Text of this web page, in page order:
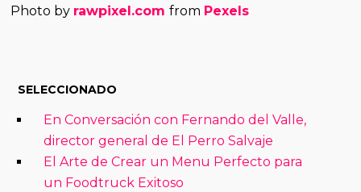
Photo by rawpixel.comfrom Pexels
SELECCIONADO
En Conversación con Fernando del Valle,
director general de El Perro Salvaje
El Arte de Crear un Menu Perfecto para
un Foodtruck Exitoso